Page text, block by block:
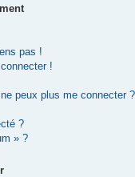
pas !
!
peux plus me connecter
?
» ?